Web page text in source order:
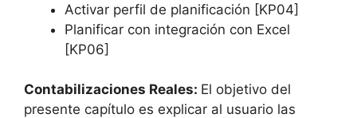
Activar perfil de planificación [KP04]
Planificar con integración con Excel
[KP06]
Contabilizaciones Reales: El objetivo del
presente capítulo es explicar al usuario las